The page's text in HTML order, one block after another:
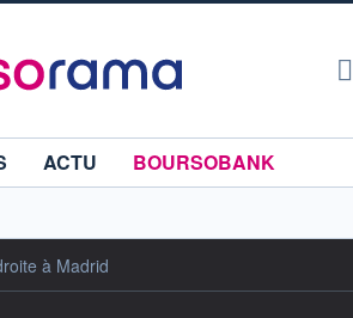
ACTU
BOURSOBANK
à Madrid